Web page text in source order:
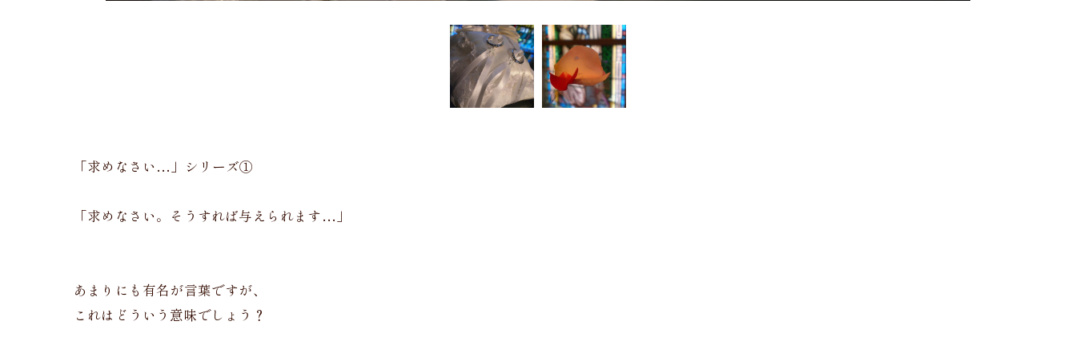
「求めなさい…」シリーズ①
「求めなさい。そうすれば与えられます…」
あまりにも有名が言葉ですが、
これはどういう意味でしょう？